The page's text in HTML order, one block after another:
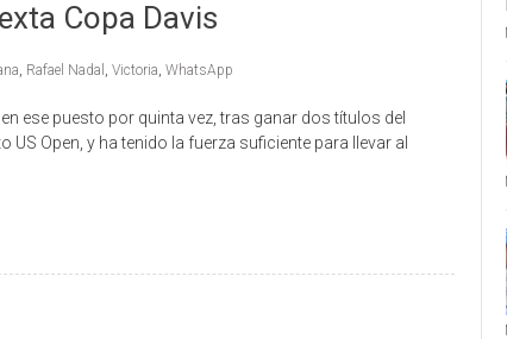
Copa Davis
, Rafael Nadal , Victoria, WhatsApp
ese puesto por quinta vez, tras ganar dos títulos del
Open, y ha tenido la fuerza suficiente para llevar al